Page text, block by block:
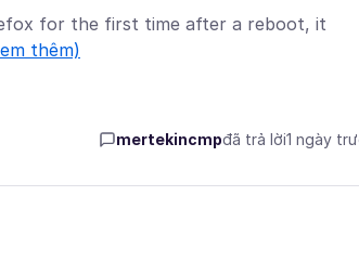
for the first time after a reboot, it
thêm)
mertekincmpđã trả lời1 ngày